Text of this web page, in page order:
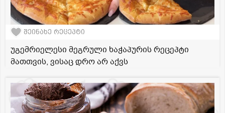
შეინახე რეცეპტი
უგემრიელესი მეგრული ხაჭაპურის რეცეპტი
მათთვის, ვისაც დრო არ აქვს